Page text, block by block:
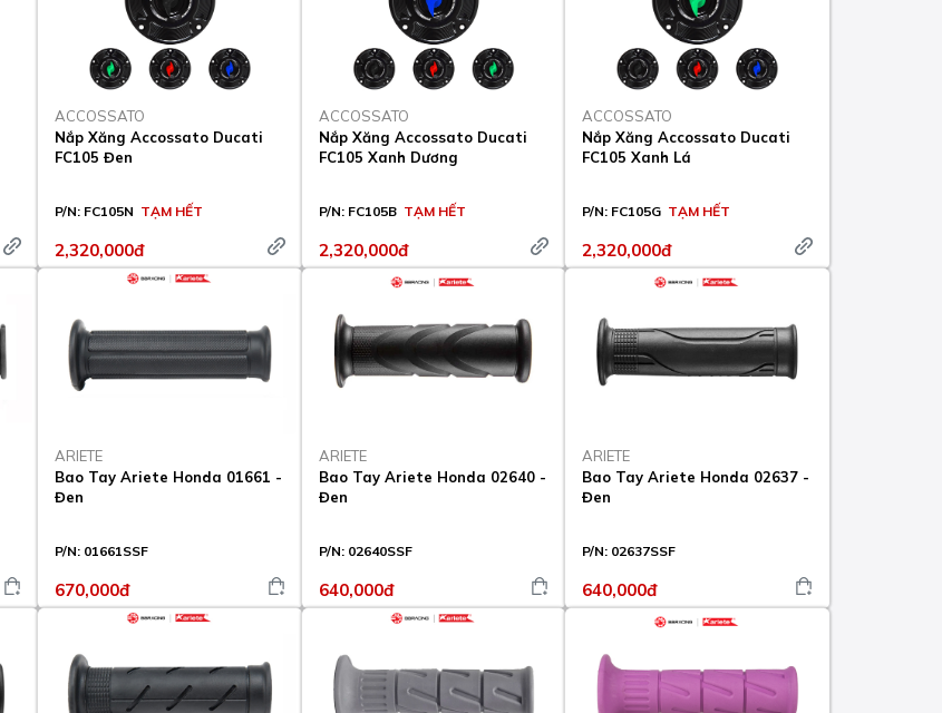
ACCOSSATO
Nắp Xăng Accossato Ducati
FC105 Đen
P/N: FC105N TẠM HẾT
2,320,000đ
ACCOSSATO
Nắp Xăng Accossato Ducati
FC105 Xanh Dương
P/N: FC105B TẠM HẾT
2,320,000đ
ACCOSSATO
Nắp Xăng Accossato Ducati
FC105 Xanh Lá
P/N: FC105G TẠM HẾT
2,320,000đ
ARIETE
Bao Tay Ariete Honda 01661 -
Đen
P/N: 01661SSF
670,000đ
ARIETE
Bao Tay Ariete Honda 02640 -
Đen
P/N: 02640SSF
640,000đ
ARIETE
Bao Tay Ariete Honda 02637 -
Đen
P/N: 02637SSF
640,000đ